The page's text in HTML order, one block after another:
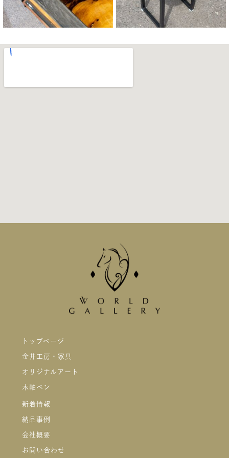
トップページ
金井工房・家具
オリジナルアート
木軸ペン
新着情報
納品事例
会社概要
お問い合わせ